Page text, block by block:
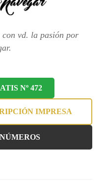
vd. la pasión por
Nº 472
IMPRESA